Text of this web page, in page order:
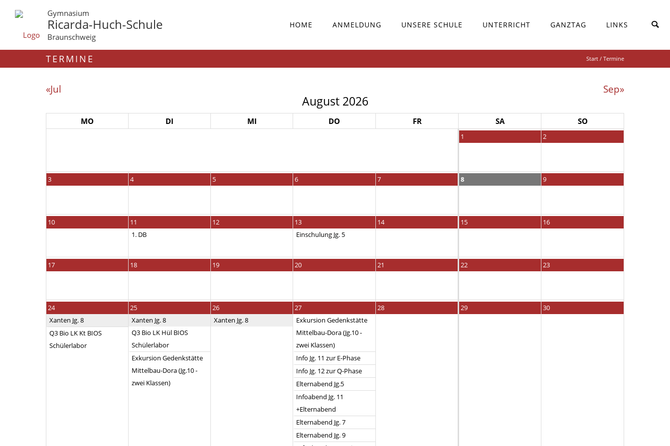
Gymnasium
Ricarda-Huch-Schule
Braunschweig
HOME ANMELDUNG UNSERE SCHULE UNTERRICHT GANZTAG LINKS
TERMINE Start / Termine
«Jul Sep»
August 2026
MO DI MI DO FR SA SO
1 2
3 4 5 6 7 8 9
10
11
1. DB
12
13
Einschulung Jg. 5
14 15 16
17 18 19 20 21 22 23
24
Xanten Jg. 8
Q3 Bio LK Kt BIOS
Schülerlabor
25
Xanten Jg. 8
Q3 Bio LK Hül BIOS
Schülerlabor
Exkursion Gedenkstätte
Mittelbau-Dora (Jg.10 -
zwei Klassen)
26
Xanten Jg. 8
27
Exkursion Gedenkstätte
Mittelbau-Dora (Jg.10 -
zwei Klassen)
Info Jg. 11 zur E-Phase
Info Jg. 12 zur Q-Phase
Elternabend Jg.5
Infoabend Jg. 11
+Elternabend
Elternabend Jg. 7
Elternabend Jg. 9
28 29 30